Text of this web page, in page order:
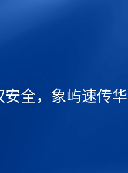
全，象屿速传